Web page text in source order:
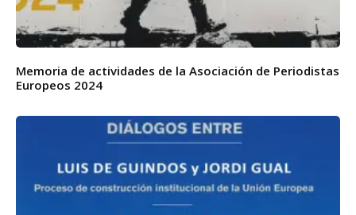
Memoria de actividades de la Asociación de Periodistas
Europeos 2024